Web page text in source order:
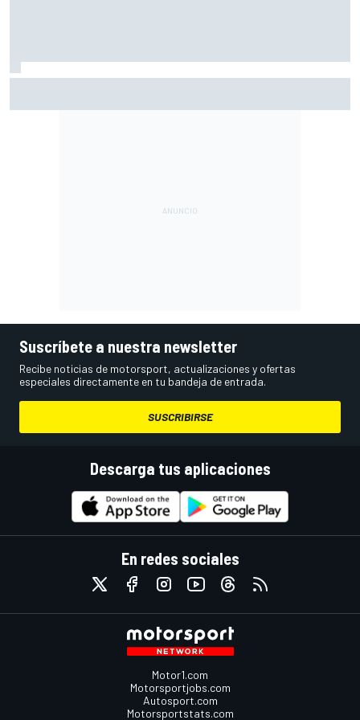
Suscríbete a nuestra newsletter
Recibe noticias de motorsport, actualizaciones y ofertas
especiales directamente en tu bandeja de entrada.
SUSCRIBIRSE
Descarga tus aplicaciones
En redes sociales
Motor1.com
Motorsportjobs.com
Autosport.com
Motorsportstats.com